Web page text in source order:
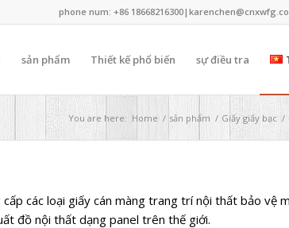
phone num: +86 18668216300|
sản phẩm Thiết kế phổ biến sự điều tra
You are here: Home / sản phẩm / Giấy giấy bạc /
các loại giấy cán màng trang trí nội thất bảo vệ
đồ nội thất dạng panel trên thế giới.